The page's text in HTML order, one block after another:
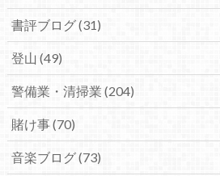
書評ブログ(31)
登山 (49)
警備業・清掃業 (204)
賭け事(70)
音楽ブログ(73)